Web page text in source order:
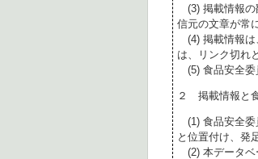
(3) 掲載情報の
信元の文章が常
(4) 掲載情報は
は、リンク切れ
(5) 食品安全委
２ 掲載情報と
(1) 食品安全委
と位置付け、発
(2) 本データベ